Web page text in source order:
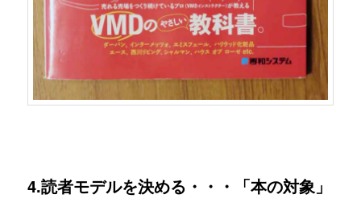
4.読者モデルを決める・・・「本の対象」